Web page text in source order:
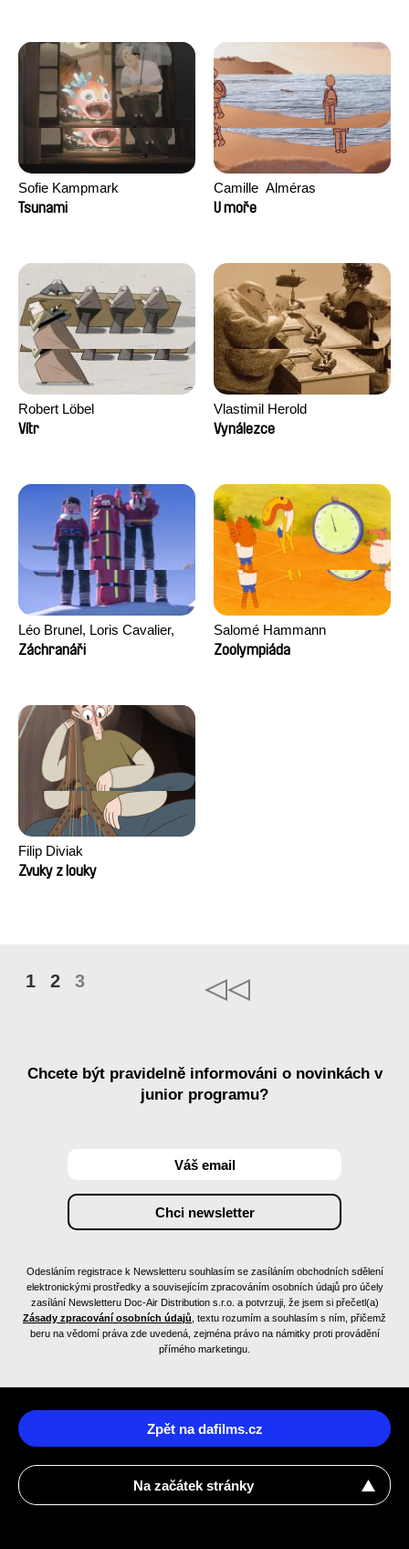
Sofie Kampmark
Tsunami
Camille​ ​ ​Alméras
U moře
Robert Löbel
Vítr
Vlastimil Herold
Vynálezce
Léo Brunel, Loris Cavalier,
Camille Jalabert, Oscar Malet
Záchranáři
Salomé Hammann
Zoolympiáda
Filip Diviak
Zvuky z louky
1 2 3
Chcete být pravidelně informováni o novinkách v
junior programu?
Odesláním registrace k Newsletteru souhlasím se zasíláním obchodních sdělení
elektronickými prostředky a souvisejícím zpracováním osobních údajů pro účely
zasílání Newsletteru Doc-Air Distribution s.r.o. a potvrzuji, že jsem si přečetl(a)
Zásady zpracování osobních údajů , textu rozumím a souhlasím s ním, přičemž
beru na vědomí práva zde uvedená, zejména právo na námitky proti provádění
přímého marketingu.
Zpět na dafilms.cz
Na začátek stránky